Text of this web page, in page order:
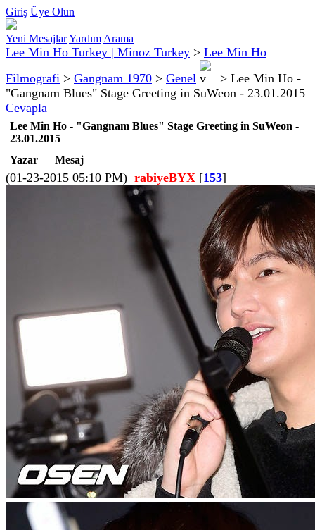
Giriş Üye Olun
Yeni MesajlarYardım Arama
Lee Min Ho Turkey | Minoz Turkey > Lee Min Ho
Filmografi > Gangnam 1970 > Genel > Lee Min Ho -
"Gangnam Blues" Stage Greeting in SuWeon - 23.01.2015
Cevapla
Lee Min Ho - "Gangnam Blues" Stage Greeting in SuWeon -
23.01.2015
Yazar
Mesaj
(01-23-2015 05:10 PM) rabiyeBYX [153]